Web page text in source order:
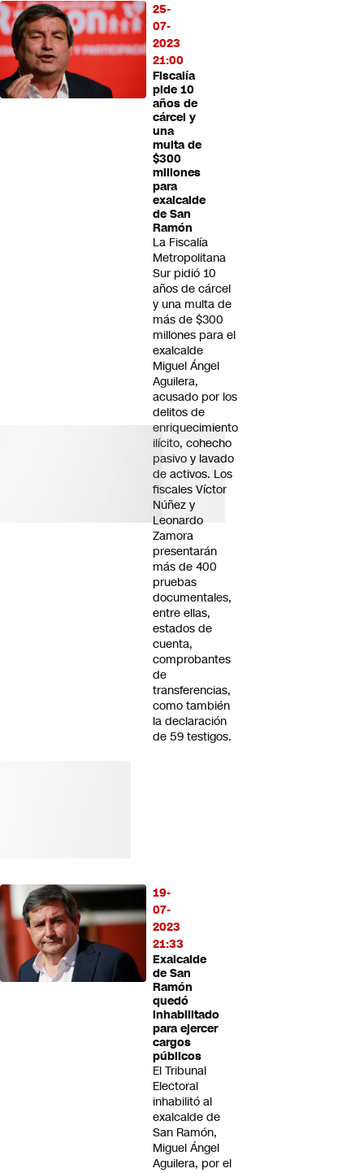
25-
07-
2023
21:00
Fiscalía
pide 10
años de
cárcel y
una
multa de
$300
millones
para
exalcalde
de San
Ramón
La Fiscalía
Metropolitana
Sur pidió 10
años de cárcel
y una multa de
más de $300
millones para el
exalcalde
Miguel Ángel
Aguilera,
acusado por los
delitos de
enriquecimiento
ilícito, cohecho
pasivo y lavado
de activos. Los
fiscales Víctor
Núñez y
Leonardo
Zamora
presentarán
más de 400
pruebas
documentales,
entre ellas,
estados de
cuenta,
comprobantes
de
transferencias,
como también
la declaración
de 59 testigos.
19-
07-
2023
21:33
Exalcalde
de San
Ramón
quedó
inhabilitado
para ejercer
cargos
públicos
El Tribunal
Electoral
inhabilitó al
exalcalde de
San Ramón,
Miguel Ángel
Aguilera, por el